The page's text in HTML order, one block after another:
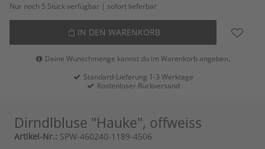
Nur noch 5 Stück verfügbar | sofort lieferbar
IN DEN WARENKORB
Deine Wunschmenge kannst du im Warenkorb angeben.
Standard-Lieferung 1-3 Werktage
Kostenloser Rückversand
Dirndlbluse "Hauke", offweiss
Artikel-Nr.: SPW-460240-1189-4506